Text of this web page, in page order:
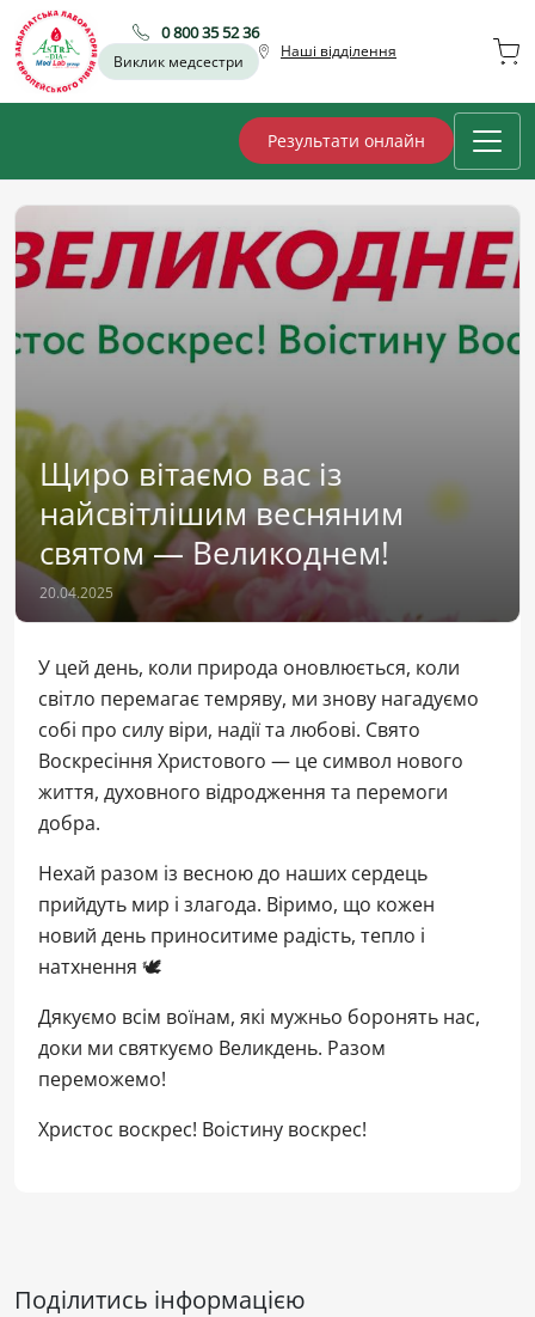
0 800 35 52 36
Виклик медсестри
Наші відділення
Результати онлайн
Щиро вітаємо вас із
найсвітлішим весняним
святом — Великоднем!
20.04.2025
У цей день, коли природа оновлюється, коли
світло перемагає темряву, ми знову нагадуємо
собі про силу віри, надії та любові. Свято
Воскресіння Христового — це символ нового
життя, духовного відродження та перемоги
добра.
Нехай разом із весною до наших сердець
прийдуть мир і злагода. Віримо, що кожен
новий день приноситиме радість, тепло і
натхнення 🕊️
Дякуємо всім воїнам, які мужньо боронять нас,
доки ми святкуємо Великдень. Разом
переможемо!
Христос воскрес! Воістину воскрес!
Поділитись інформацією